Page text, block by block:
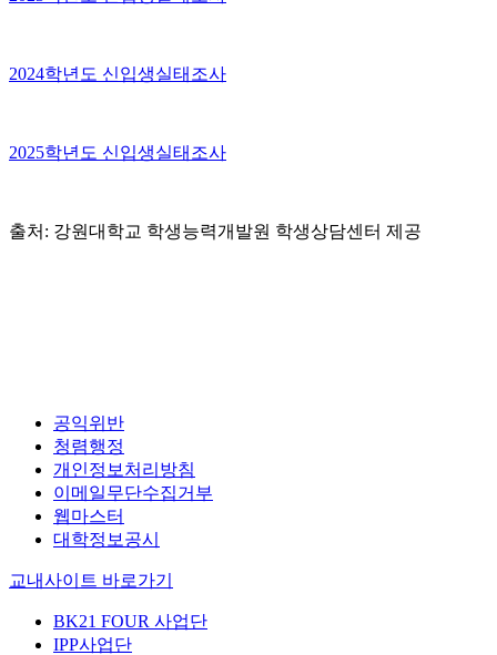
2024학년도 신입생실태조사
2025학년도 신입생실태조사
출처: 강원대학교 학생능력개발원 학생상담센터 제공
공익위반
청렴행정
개인정보처리방침
이메일무단수집거부
웹마스터
대학정보공시
교내사이트 바로가기
BK21 FOUR 사업단
IPP사업단